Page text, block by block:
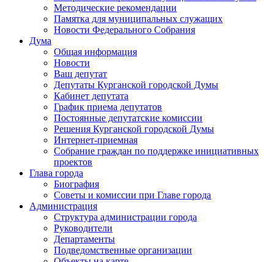
Методические рекомендации
Памятка для муниципальных служащих
Новости Федерального Cобрания
Дума
Общая информация
Новости
Ваш депутат
Депутаты Курганской городской Думы
Кабинет депутата
График приема депутатов
Постоянные депутатские комиссии
Решения Курганской городской Думы
Интернет-приемная
Собрание граждан по поддержке инициативных
проектов
Глава города
Биография
Советы и комиссии при Главе города
Администрация
Структура администрации города
Руководители
Департаменты
Подведомственные организации